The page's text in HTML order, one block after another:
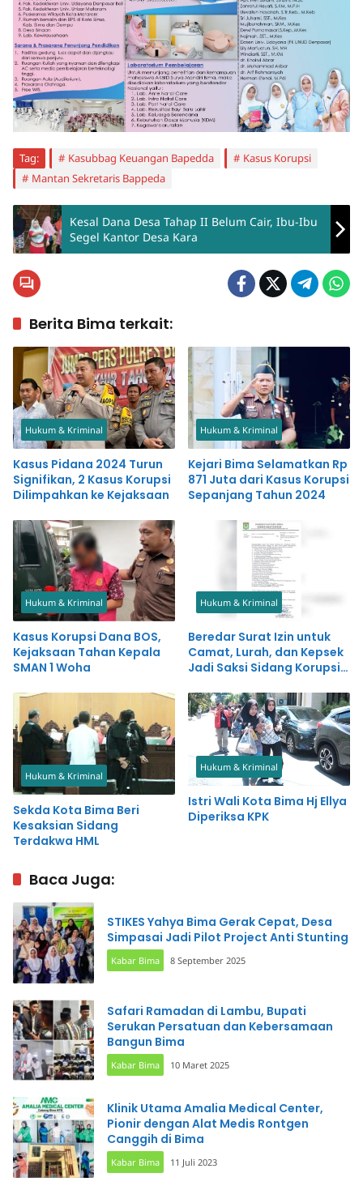
Tag: Kasubbag Keuangan Bapedda
Kasus Korupsi
Mantan Sekretaris Bappeda
Kesal Dana Desa Tahap II Belum Cair, Ibu-Ibu
Segel Kantor Desa Kara
Berita Bima terkait:
Hukum & Kriminal
Kasus Pidana 2024 Turun
Signifikan, 2 Kasus Korupsi
Dilimpahkan ke Kejaksaan
Hukum & Kriminal
Kejari Bima Selamatkan Rp
871 Juta dari Kasus Korupsi
Sepanjang Tahun 2024
Hukum & Kriminal
Kasus Korupsi Dana BOS,
Kejaksaan Tahan Kepala
SMAN 1 Woha
Hukum & Kriminal
Beredar Surat Izin untuk
Camat, Lurah, dan Kepsek
Jadi Saksi Sidang Korupsi
Hukum & Kriminal
Sekda Kota Bima Beri
Kesaksian Sidang
Terdakwa HML
Hukum & Kriminal
Istri Wali Kota Bima Hj Ellya
Diperiksa KPK
Baca Juga:
STIKES Yahya Bima Gerak Cepat, Desa
Simpasai Jadi Pilot Project Anti Stunting
Kabar Bima 8 September 2025
Safari Ramadan di Lambu, Bupati
Serukan Persatuan dan Kebersamaan
Bangun Bima
Kabar Bima 10 Maret 2025
Klinik Utama Amalia Medical Center,
Pionir dengan Alat Medis Rontgen
Canggih di Bima
Kabar Bima 11 Juli 2023